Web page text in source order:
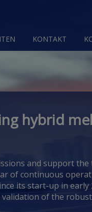
KONTAKT
hybrid
and support
of continuous
its start-up in early
of the